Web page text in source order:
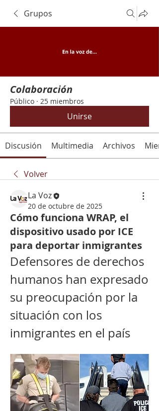
Grupos
Colaboración
Público · 25 miembros
Unirse
Discusión Multimedia Archivos
Volver
La Voz
20 de octubre de 2025
Cómo funciona WRAP, el
dispositivo usado por ICE
para deportar inmigrantes
Defensores de derechos
humanos han expresado
su preocupación por la
situación con los
inmigrantes en el país